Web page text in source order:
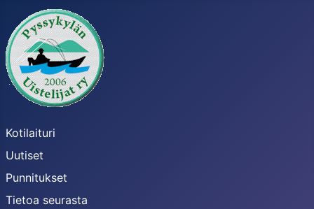
Kotilaituri
Uutiset
Punnitukset
Tietoa seurasta